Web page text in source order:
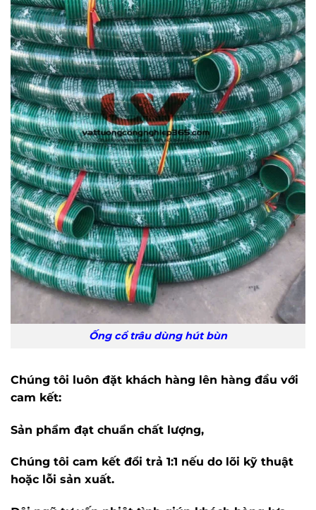
Ống cổ trâu dùng hút bùn
Chúng tôi luôn đặt khách hàng lên hàng đầu với
cam kết:
Sản phẩm đạt chuẩn chất lượng,
Chúng tôi cam kết đổi trả 1:1 nếu do lõi kỹ thuật
hoặc lỗi sản xuất.